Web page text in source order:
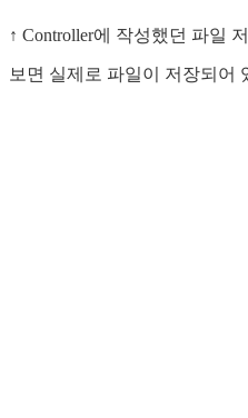
↑ Controller에 작성했던 파일
보면 실제로 파일이 저장되어